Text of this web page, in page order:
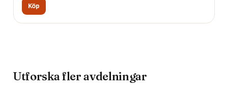
Köp
Utforska fler avdelningar